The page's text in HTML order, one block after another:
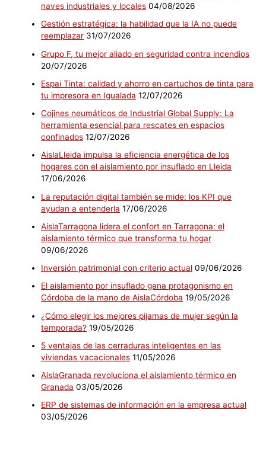
naves industriales y locales 04/08/2026
Gestión estratégica: la habilidad que la IA no puede
reemplazar 31/07/2026
Grupo F, tu mejor aliado en seguridad contra incendios
20/07/2026
Espai Tinta: calidad y ahorro en cartuchos de tinta para
tu impresora en Igualada 12/07/2026
Cojines neumáticos de Industrial Global Supply: La
herramienta esencial para rescates en espacios
confinados 12/07/2026
AislaLleida impulsa la eficiencia energética de los
hogares con el aislamiento por insuflado en Lleida
17/06/2026
La reputación digital también se mide: los KPI que
ayudan a entenderla 17/06/2026
AislaTarragona lidera el confort en Tarragona: el
aislamiento térmico que transforma tu hogar
09/06/2026
Inversión patrimonial con criterio actual 09/06/2026
El aislamiento por insuflado gana protagonismo en
Córdoba de la mano de AislaCórdoba 19/05/2026
¿Cómo elegir los mejores pijamas de mujer según la
temporada? 19/05/2026
5 ventajas de las cerraduras inteligentes en las
viviendas vacacionales 11/05/2026
AislaGranada revoluciona el aislamiento térmico en
Granada 03/05/2026
ERP de sistemas de información en la empresa actual
03/05/2026